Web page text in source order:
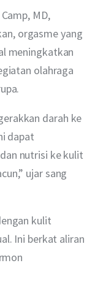
MD,
orgasme yang
meningkatkan
olahraga
darah ke
dapat
nutrisi ke kulit
ujar sang
kulit
Ini berkat aliran